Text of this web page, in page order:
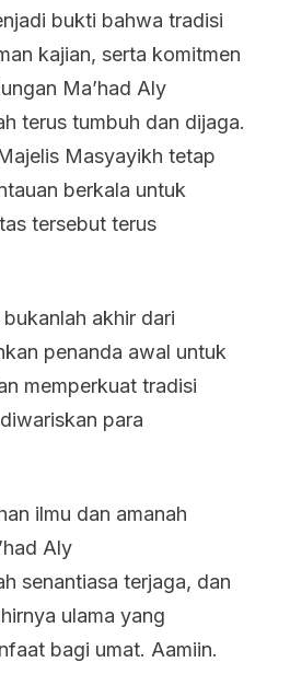
bukti bahwa tradisi
kajian, serta komitmen
Ma’had Aly
terus tumbuh dan dijaga.
Masyayikh tetap
berkala untuk
tersebut terus
akhir dari
penanda awal untuk
memperkuat tradisi
para
ilmu dan amanah
Aly
senantiasa terjaga, dan
ulama yang
bagi umat. Aamiin.